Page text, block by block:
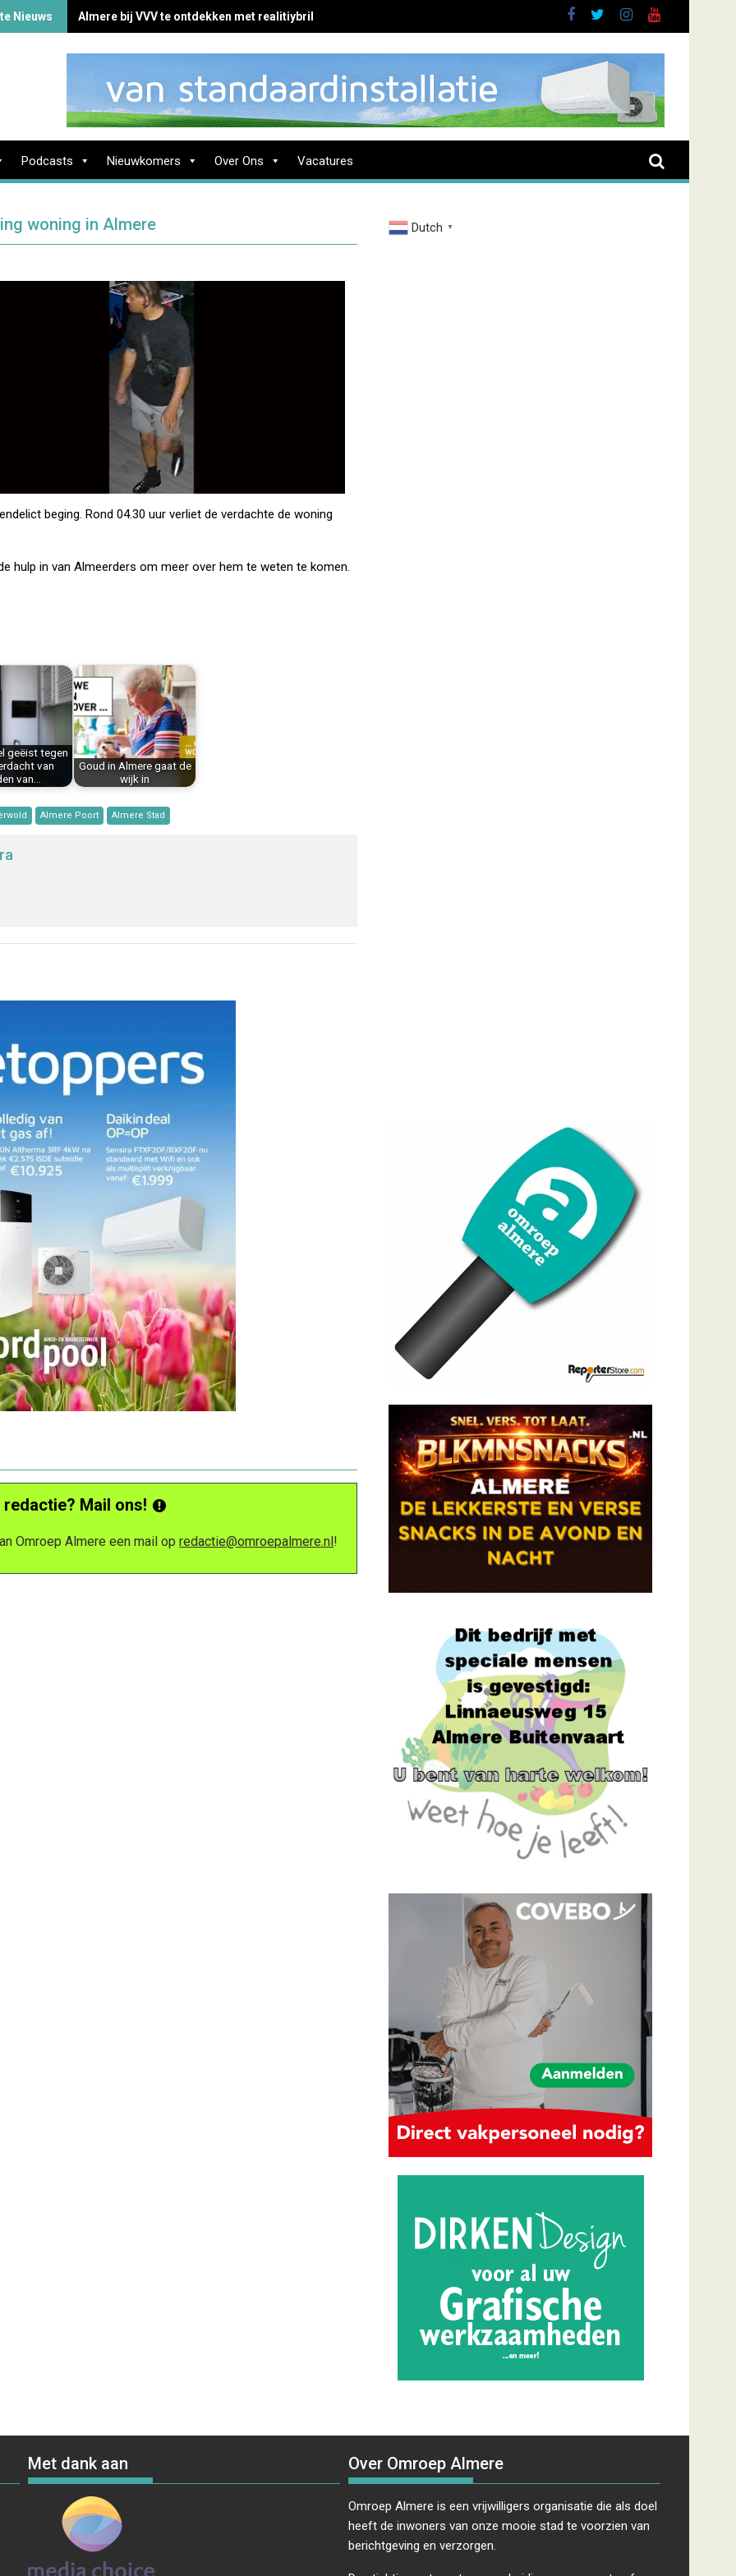
Nieuws Almere bij VVV te ontdekken met realitiybril
Podcasts Nieuwkomers Over Ons Vacatures
woning in Almere
beging. Rond 04.30 uur verliet de verdachte de woning
hulp in van Almeerders om meer over hem te weten te komen.
geëist tegen
van
van…
Goud in Almere gaat de
wijk in
Almere Poort Almere Stad
Mail ons!
Omroep Almere een mail opredactie@omroepalmere.nl!
Dutch ▼
Met dank aan Over Omroep Almere
Omroep Almere is een vrijwilligers organisatie die als doel
heeft de inwoners van onze mooie stad te voorzien van
berichtgeving en verzorgen.